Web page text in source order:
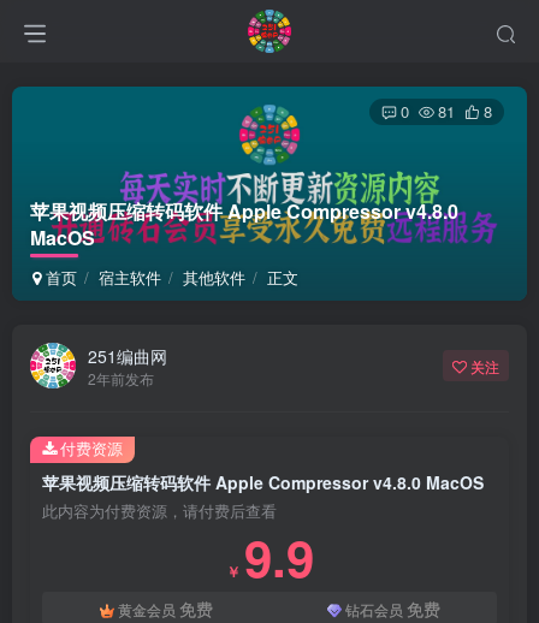
苹果视频压缩转码软件 Apple Compressor v4.8.0
MacOS
首页 宿主软件 其他软件 正文
0 81 8
251编曲网
2年前发布
关注
苹果视频压缩转码软件 Apple Compressor v4.8.0 MacOS
此内容为付费资源，请付费后查看
￥ 9.9
黄金会员 免费 钻石会员 免费
付费资源